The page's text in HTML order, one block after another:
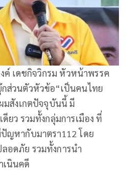
ค์ เดชกิจวิกรม หัวหน้าพรรค
ส่วนตัวหัวข้อ“เป็นคนไทย
มสังเกตปัจจุบันนี้ มี
ยว รวมทั้งกลุ่มการเมือง ที่
ญหากับมาตรา112 โดย
อดภัย รวมทั้งการนำ
เนินคดี